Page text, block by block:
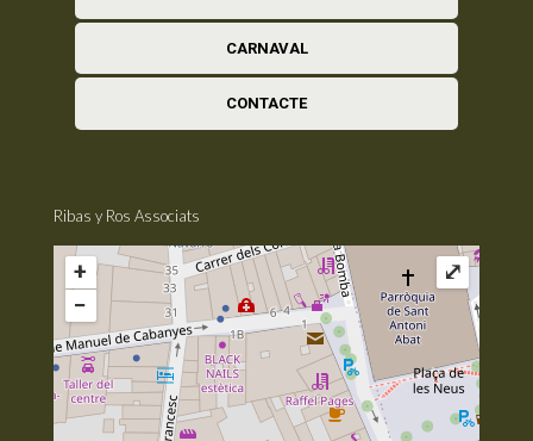
CARNAVAL
CONTACTE
Ribas y Ros Associats
+
−
⤢